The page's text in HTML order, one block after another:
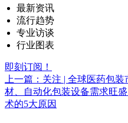
最新资讯
流行趋势
专业访谈
行业图表
即刻订阅！
上一篇：关注 | 全球医药包
材、自动化包装设备需求旺盛
术的5大原因